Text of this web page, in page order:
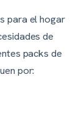
para el hogar
de
packs de
por: